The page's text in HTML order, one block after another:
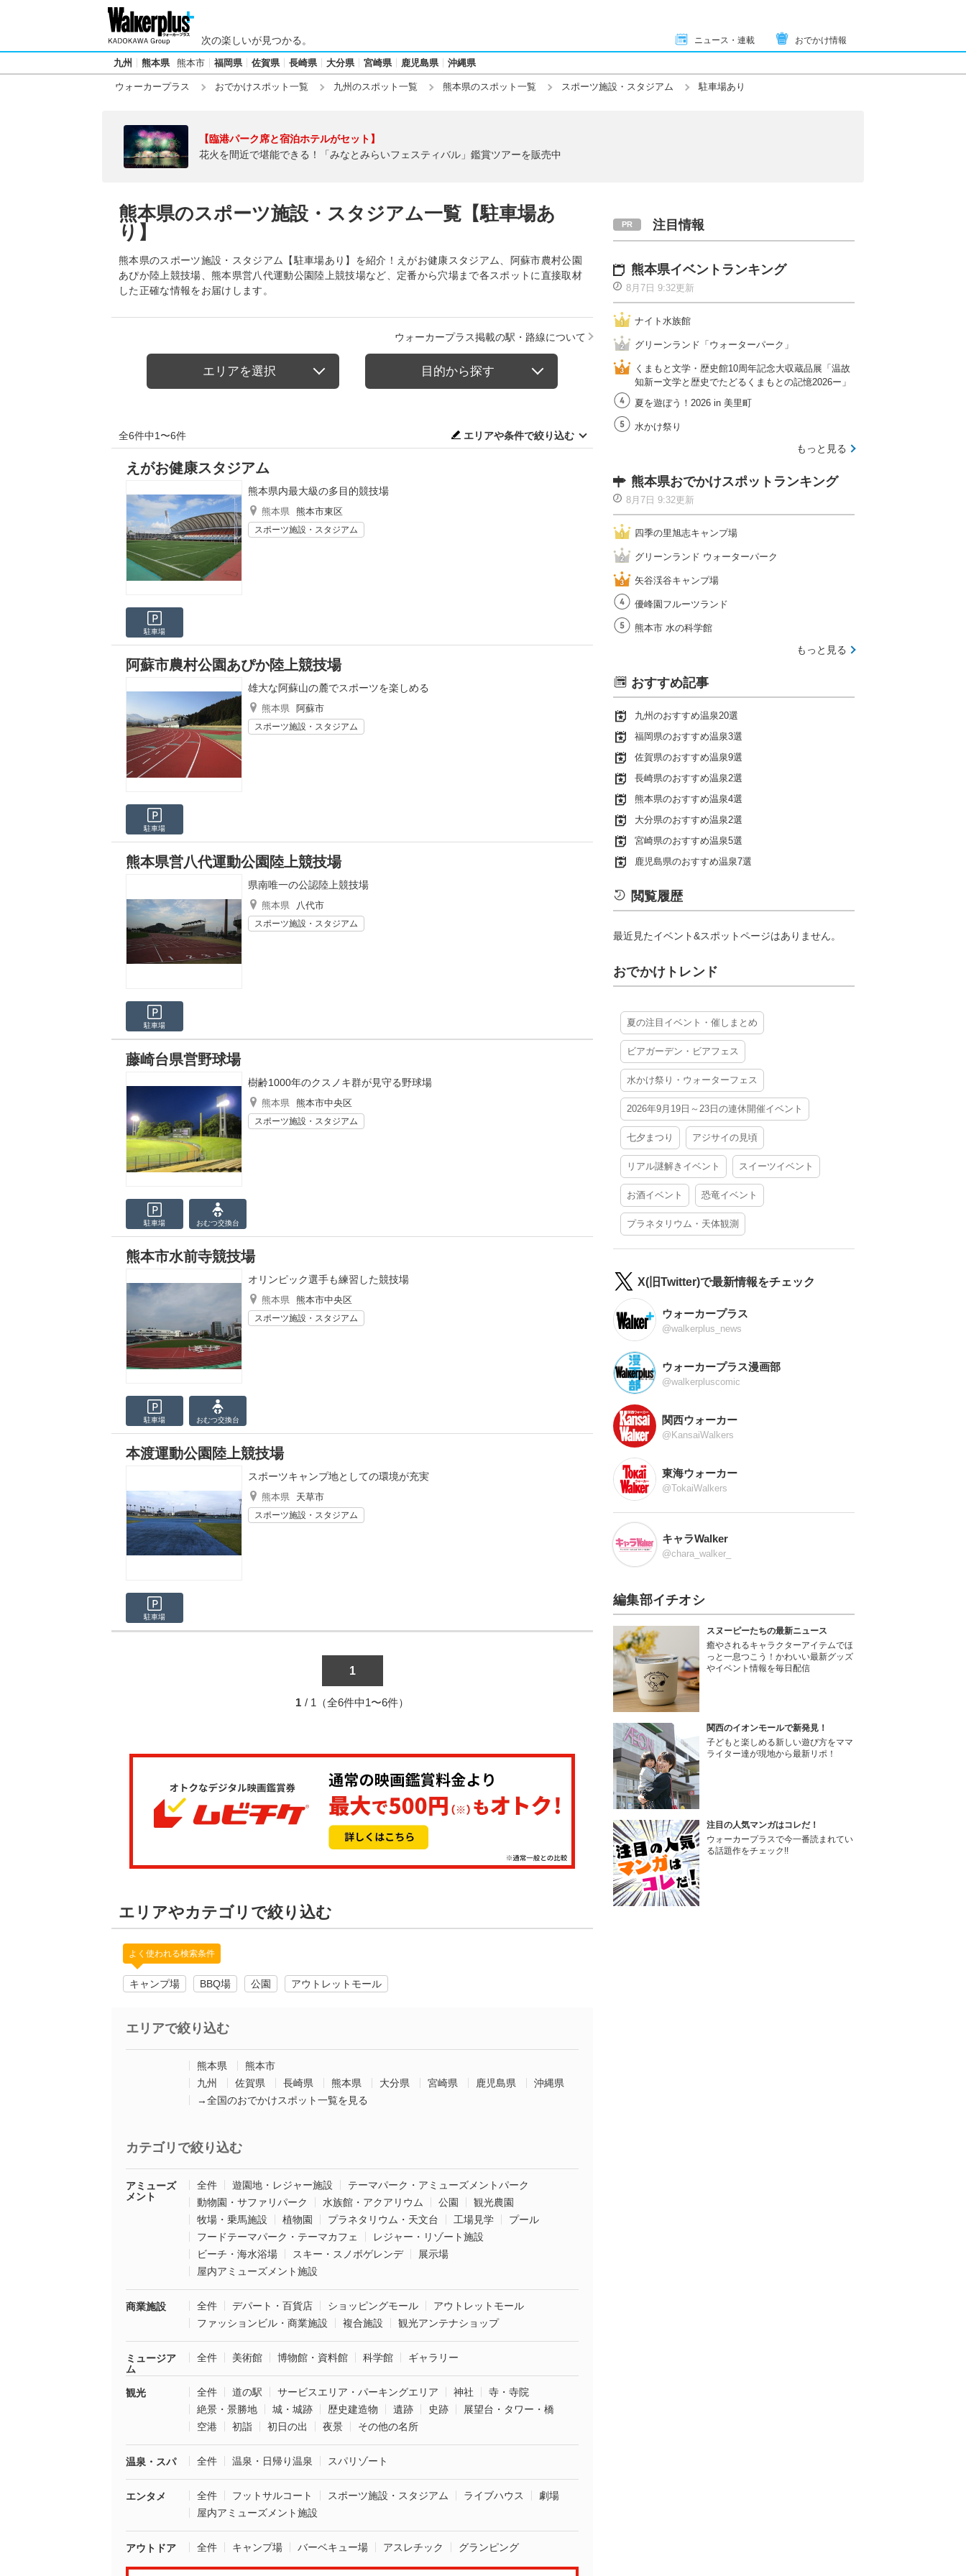
次の楽しいが見つかる。 ニュース・連載 おでかけ情報
九州 熊本県 熊本市 福岡県 佐賀県 長崎県 大分県 宮崎県 鹿児島県 沖縄県
ウォーカープラス おでかけスポット一覧 九州のスポット一覧 熊本県のスポット一覧 スポーツ施設・スタジアム 駐車場あり
【臨港パーク席と宿泊ホテルがセット】
花火を間近で堪能できる！「みなとみらいフェスティバル」鑑賞ツアーを販売中
熊本県のスポーツ施設・スタジアム一覧【駐車場あ
り】
熊本県のスポーツ施設・スタジアム【駐車場あり】を紹介！えがお健康スタジアム、阿蘇市農村公園
あぴか陸上競技場、熊本県営八代運動公園陸上競技場など、定番から穴場まで各スポットに直接取材
した正確な情報をお届けします。
ウォーカープラス掲載の駅・路線について
エリアを選択 目的から探す
全6件中1〜6件 エリアや条件で絞り込む
えがお健康スタジアム
熊本県内最大級の多目的競技場
熊本県 熊本市東区
スポーツ施設・スタジアム
駐車場
阿蘇市農村公園あぴか陸上競技場
雄大な阿蘇山の麓でスポーツを楽しめる
熊本県 阿蘇市
スポーツ施設・スタジアム
駐車場
熊本県営八代運動公園陸上競技場
県南唯一の公認陸上競技場
熊本県 八代市
スポーツ施設・スタジアム
駐車場
藤崎台県営野球場
樹齢1000年のクスノキ群が見守る野球場
熊本県 熊本市中央区
スポーツ施設・スタジアム
駐車場 おむつ交換台
熊本市水前寺競技場
オリンピック選手も練習した競技場
熊本県 熊本市中央区
スポーツ施設・スタジアム
駐車場 おむつ交換台
本渡運動公園陸上競技場
スポーツキャンプ地としての環境が充実
熊本県 天草市
スポーツ施設・スタジアム
駐車場
1
1 / 1（全6件中1〜6件）
エリアやカテゴリで絞り込む
よく使われる検索条件
キャンプ場 BBQ場 公園 アウトレットモール
エリアで絞り込む
熊本県
熊本市
九州
佐賀県 長崎県 熊本県 大分県 宮崎県 鹿児島県
沖縄県
→全国のおでかけスポット一覧を見る
カテゴリで絞り込む
アミューズ
メント
全件 遊園地・レジャー施設
テーマパーク・アミューズメントパーク
動物園・サファリパーク
水族館・アクアリウム 公園
観光農園
牧場・乗馬施設
植物園 プラネタリウム・天文台 工場見学
プール
フードテーマパーク・テーマカフェ
レジャー・リゾート施設
ビーチ・海水浴場
スキー・スノボゲレンデ
展示場
屋内アミューズメント施設
商業施設 全件 デパート・百貨店 ショッピングモール
アウトレットモール
ファッションビル・商業施設
複合施設 観光アンテナショップ
ミュージア
ム
全件 美術館 博物館・資料館 科学館 ギャラリー
観光 全件 道の駅 サービスエリア・パーキングエリア 神社
寺・寺院
絶景・景勝地
城・城跡 歴史建造物 遺跡 史跡
展望台・タワー・橋
空港
初詣 初日の出 夜景 その他の名所
温泉・スパ 全件 温泉・日帰り温泉 スパリゾート
エンタメ 全件 フットサルコート スポーツ施設・スタジアム ライブハウス
劇場
屋内アミューズメント施設
アウトドア 全件 キャンプ場 バーベキュー場 アスレチック グランピング
注目情報
熊本県イベントランキング
8月7日 9:32更新
ナイト水族館
グリーンランド「ウォーターパーク」
くまもと文学・歴史館10周年記念大収蔵品展「温故
知新ー文学と歴史でたどるくまもとの記憶2026ー」
夏を遊ぼう！2026 in 美里町
水かけ祭り
もっと見る
熊本県おでかけスポットランキング
8月7日 9:32更新
四季の里旭志キャンプ場
グリーンランド ウォーターパーク
矢谷渓谷キャンプ場
優峰園フルーツランド
熊本市 水の科学館
もっと見る
おすすめ記事
九州のおすすめ温泉20選
福岡県のおすすめ温泉3選
佐賀県のおすすめ温泉9選
長崎県のおすすめ温泉2選
熊本県のおすすめ温泉4選
大分県のおすすめ温泉2選
宮崎県のおすすめ温泉5選
鹿児島県のおすすめ温泉7選
閲覧履歴
最近見たイベント&スポットページはありません。
おでかけトレンド
夏の注目イベント・催しまとめ
ビアガーデン・ビアフェス
水かけ祭り・ウォーターフェス
2026年9月19日～23日の連休開催イベント
七夕まつり アジサイの見頃
リアル謎解きイベント スイーツイベント
お酒イベント 恐竜イベント
プラネタリウム・天体観測
X(旧Twitter)で最新情報をチェック
ウォーカープラス
@walkerplus_news
ウォーカープラス漫画部
@walkerpluscomic
関西ウォーカー
@KansaiWalkers
東海ウォーカー
@TokaiWalkers
キャラWalker
@chara_walker_
編集部イチオシ
スヌーピーたちの最新ニュース
癒やされるキャラクターアイテムでほ
っと一息つこう！かわいい最新グッズ
やイベント情報を毎日配信
関西のイオンモールで新発見！
子どもと楽しめる新しい遊び方をママ
ライター達が現地から最新リポ！
注目の人気マンガはコレだ！
ウォーカープラスで今一番読まれてい
る話題作をチェック!!